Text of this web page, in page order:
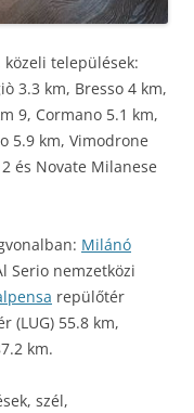
közeli települések:
3.3 km, Bresso 4 km,
9, Cormano 5.1 km,
5.9 km, Vimodrone
és Novate Milanese
Milánó
Serio nemzetközi
repülőtér
(LUG) 55.8 km,
km.
szél,